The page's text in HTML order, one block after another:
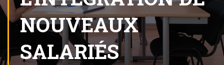
NOUVEAUX
SALARIÉS